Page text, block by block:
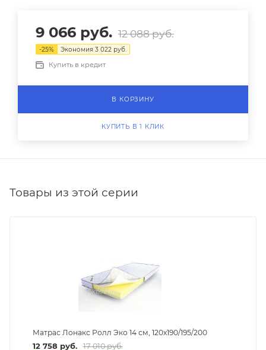
9 066 руб. 12 088руб.
-25% Экономия 3 022 руб.
Купить в кредит
В КОРЗИНУ
КУПИТЬ В 1 КЛИК
Товары из этой серии
Матрас Лонакс Ролл Эко 14 см, 120х190/195/200
12 758 руб. 17 010руб.